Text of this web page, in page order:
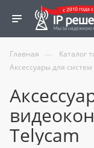
Главная — Каталог
Аксессуары для
Telycam